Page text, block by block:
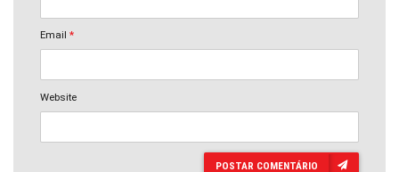
Email *
Website
POSTAR COMENTÁRIO